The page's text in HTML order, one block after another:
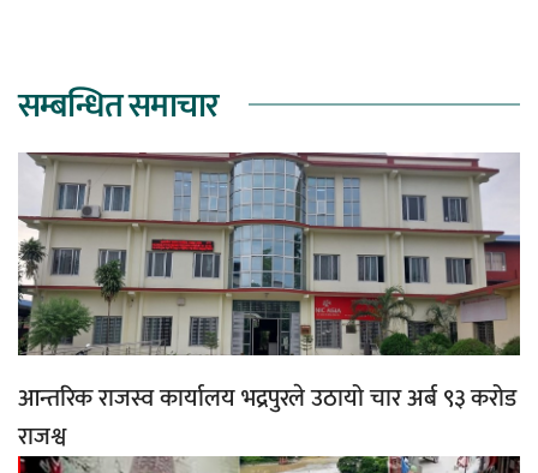
सम्बन्धित समाचार
आन्तरिक राजस्व कार्यालय भद्रपुरले उठायो चार अर्ब ९३ करोड
राजश्व